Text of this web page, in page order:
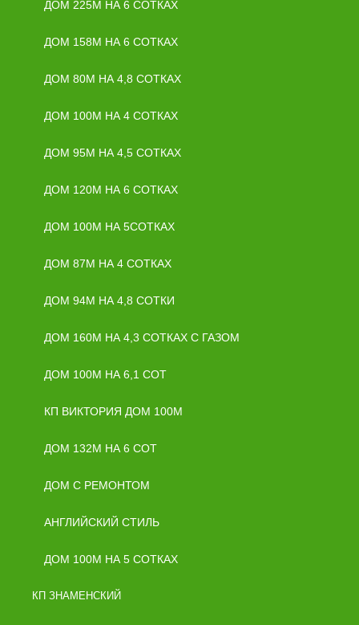
ДОМ 225М НА 6 СОТКАХ
ДОМ 158М НА 6 СОТКАХ
ДОМ 80М НА 4,8 СОТКАХ
ДОМ 100М НА 4 СОТКАХ
ДОМ 95М НА 4,5 СОТКАХ
ДОМ 120М НА 6 СОТКАХ
ДОМ 100М НА 5СОТКАХ
ДОМ 87М НА 4 СОТКАХ
ДОМ 94М НА 4,8 СОТКИ
ДОМ 160М НА 4,3 СОТКАХ С ГАЗОМ
ДОМ 100М НА 6,1 СОТ
КП ВИКТОРИЯ ДОМ 100М
ДОМ 132М НА 6 СОТ
ДОМ С РЕМОНТОМ
АНГЛИЙСКИЙ СТИЛЬ
ДОМ 100М НА 5 СОТКАХ
КП ЗНАМЕНСКИЙ